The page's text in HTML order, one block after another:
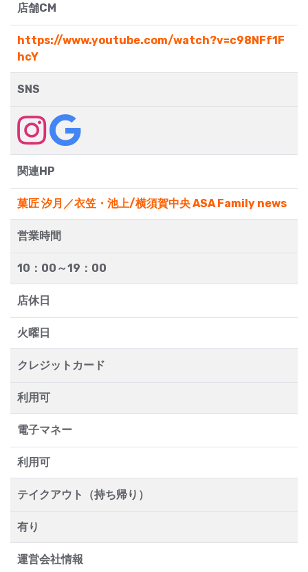
店舗CM
https://www.youtube.com/watch?v=c98NFf1F
hcY
SNS
関連HP
菓匠 汐月／衣笠・池上/横須賀中央 ASA Family news
営業時間
10：00～19：00
店休日
火曜日
クレジットカード
利用可
電子マネー
利用可
テイクアウト（持ち帰り）
有り
運営会社情報